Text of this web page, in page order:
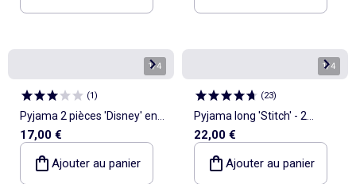
1/4
(1)
Pyjama 2 pièces 'Disney' en
coton imprimé
17,00 €
Ajouter au panier
1/4
(23)
Pyjama long 'Stitch' - 2
pièces
22,00 €
Ajouter au panier